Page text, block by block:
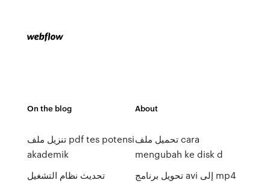
On the blog
تنزيل ملف pdf tes potensi
akademik
تحديث نظام التشغيل
About
تحميل ملف cara
mengubah ke disk d
تحويل برنامج avi إلى mp4